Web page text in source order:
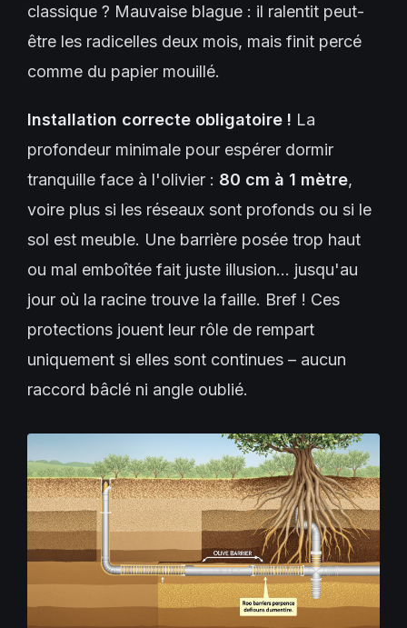
classique ? Mauvaise blague : il ralentit peut-
être les radicelles deux mois, mais finit percé
comme du papier mouillé.
Installation correcte obligatoire ! La
profondeur minimale pour espérer dormir
tranquille face à l'olivier : 80 cm à 1 mètre,
voire plus si les réseaux sont profonds ou si le
sol est meuble. Une barrière posée trop haut
ou mal emboîtée fait juste illusion… jusqu'au
jour où la racine trouve la faille. Bref ! Ces
protections jouent leur rôle de rempart
uniquement si elles sont continues – aucun
raccord bâclé ni angle oublié.